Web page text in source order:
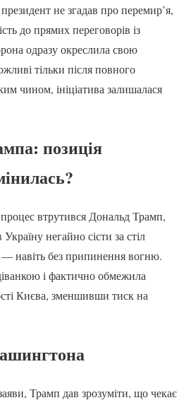
не згадав про перемир’я,
до прямих переговорів із
одразу окреслила свою
тільки після повного
чином, ініціатива залишалася
позиція
втрутився Дональд Трамп,
негайно сісти за стіл
— навіть без припинення вогню.
і фактично обмежила
Києва, зменшивши тиск на
Трамп дав зрозуміти, що чекає